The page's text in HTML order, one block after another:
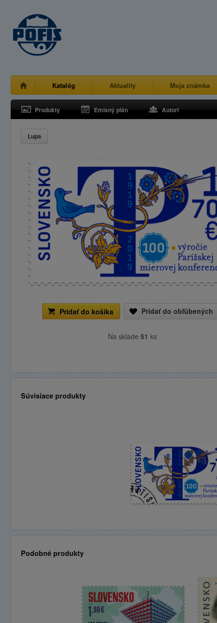
Katalóg Aktuality Moja známka
Produkty Emisný plán Autori
Lupa
Pridať do košíka Pridať do obľúbených
Na sklade 51 ks
Súvisiace produkty
Podobné produkty